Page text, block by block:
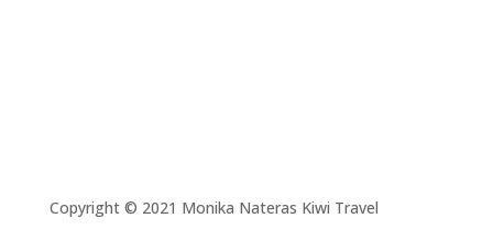
Copyright © 2021 Monika Nateras Kiwi Travel